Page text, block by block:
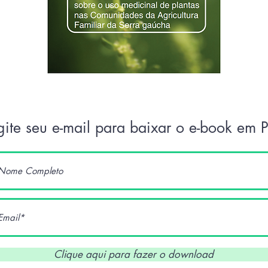
seu e-mail para baixar o e-book em
Clique aqui para fazer o download